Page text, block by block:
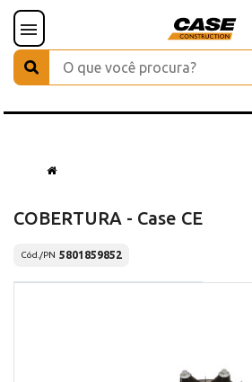
COBERTURA - Case CE
Cód./PN 5801859852